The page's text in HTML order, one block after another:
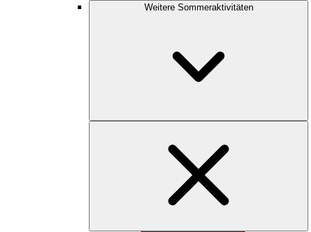
Weitere Sommeraktivitäten